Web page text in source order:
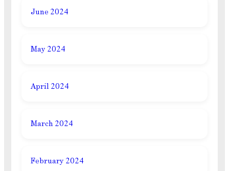
June 2024
May 2024
April 2024
March 2024
February 2024